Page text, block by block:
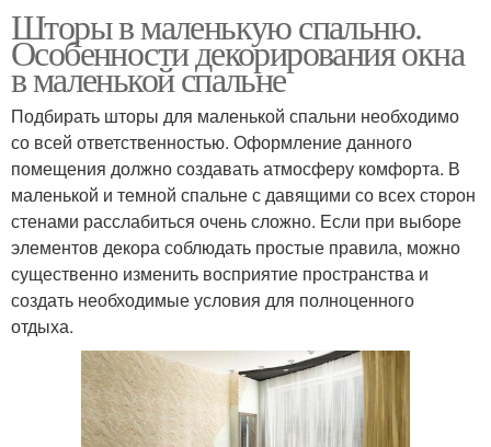
Шторы в маленькую спальню.
Особенности декорирования окна
в маленькой спальне
Подбирать шторы для маленькой спальни необходимо
со всей ответственностью. Оформление данного
помещения должно создавать атмосферу комфорта. В
маленькой и темной спальне с давящими со всех сторон
стенами расслабиться очень сложно. Если при выборе
элементов декора соблюдать простые правила, можно
существенно изменить восприятие пространства и
создать необходимые условия для полноценного
отдыха.